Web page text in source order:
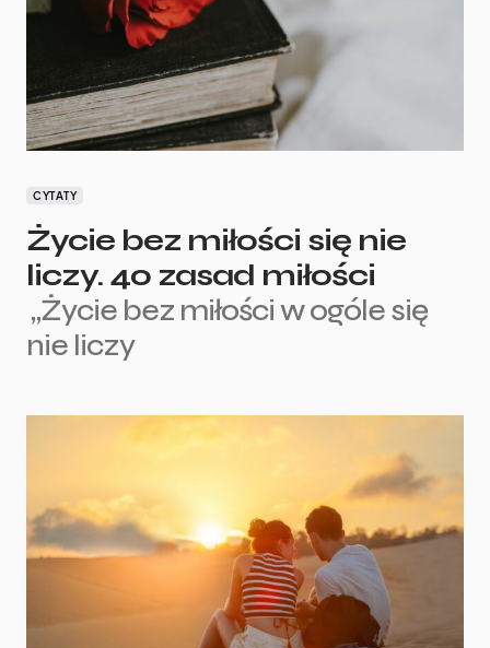
CYTATY
Życie bez miłości się nie
liczy. 40 zasad miłości
„Życie bez miłości w ogóle się
nie liczy